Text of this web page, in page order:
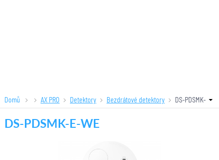
Domů AX PRO Detektory Bezdrátové detektory DS-PDSMK-
DS-PDSMK-E-WE